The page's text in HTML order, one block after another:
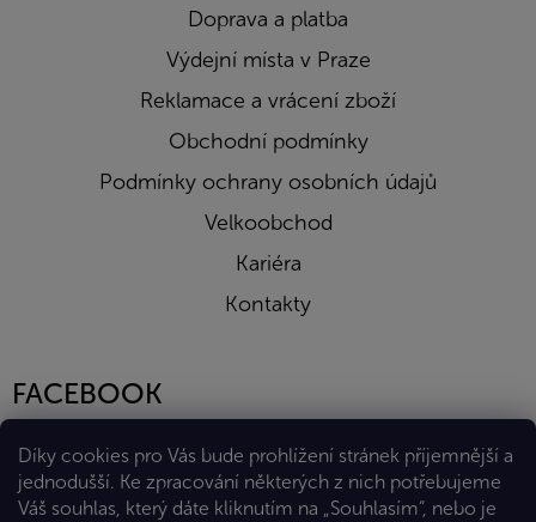
Díky cookies pro Vás bude prohlížení stránek příjemnější a
jednodušší. Ke zpracování některých z nich potřebujeme
Váš souhlas, který dáte kliknutím na „Souhlasím“, nebo je
Doprava a platba
Výdejní místa v Praze
Reklamace a vrácení zboží
Obchodní podmínky
Podmínky ochrany osobních údajů
Velkoobchod
Kariéra
Kontakty
FACEBOOK